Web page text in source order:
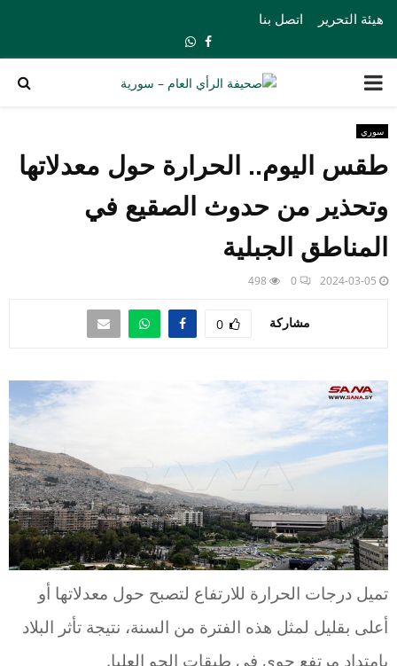
هيئة التحرير اتصل بنا
Facebook
Whatsapp
PRIMARY
MENU
سوري
طقس اليوم.. الحرارة حول معدلاتها
وتحذير من حدوث الصقيع في
المناطق الجبلية
2024-03-05
0
498
مشاركة 0
تميل درجات الحرارة للارتفاع لتصبح حول معدلاتها أو
أعلى بقليل لمثل هذه الفترة من السنة، نتيجة تأثر البلاد
بامتداد مرتفع جوي في طبقات الجو العليا.